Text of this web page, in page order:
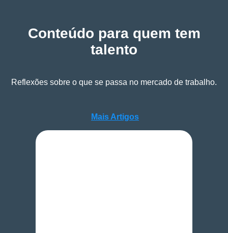
Conteúdo para quem tem
talento
Reflexões sobre o que se passa no mercado de trabalho.
Mais Artigos